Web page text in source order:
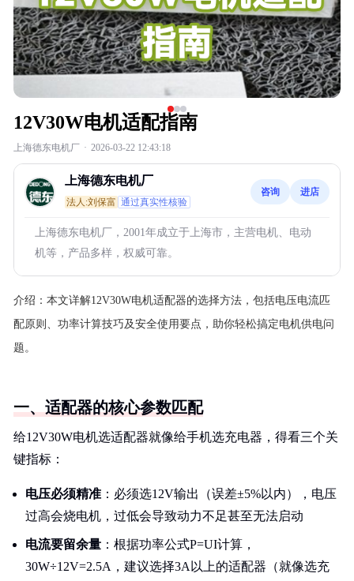
12V30W电机适配指南
上海德东电机厂 · 2026-03-22 12:43:18
上海德东电机厂
法人:刘保富 通过真实性核验
咨询 进店
上海德东电机厂，2001年成立于上海市，主营电机、电动
机等，产品多样，权威可靠。
介绍： 本文详解12V30W电机适配器的选择方法，包括电压电流匹
配原则、功率计算技巧及安全使用要点，助你轻松搞定电机供电问
题。
一、适配器的核心参数匹配
给12V30W电机选适配器就像给手机选充电器，得看三个关
键指标：
电压必须精准 ：必须选12V输出（误差±5%以内），电压
过高会烧电机，过低会导致动力不足甚至无法启动
电流要留余量 ：根据功率公式P=UI计算，
30W÷12V=2.5A，建议选择3A以上的适配器（就像选充